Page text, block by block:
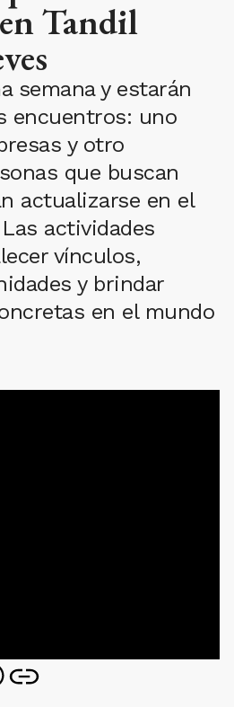
Tandil
semana y estarán
encuentros: uno
y otro
que buscan
actualizarse en el
actividades
vínculos,
y brindar
en el mundo